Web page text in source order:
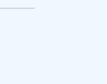
3
Gå till bildkort